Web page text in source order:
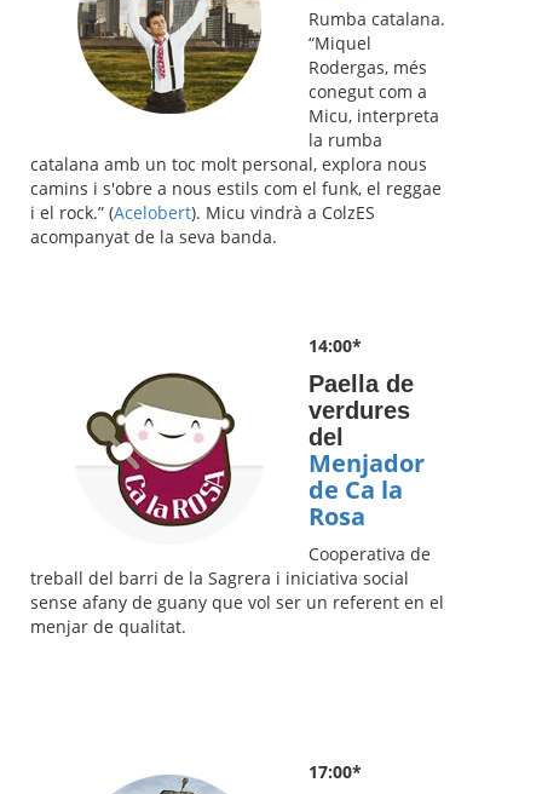
Rumba catalana.
“Miquel
Rodergas, més
conegut com a
Micu, interpreta
la rumba
catalana amb un toc molt personal, explora nous
camins i s'obre a nous estils com el funk, el reggae
i el rock.” (Acelobert). Micu vindrà a ColzES
acompanyat de la seva banda.
14:00*
Paella de
verdures
del
Menjador
de Ca la
Rosa
Cooperativa de
treball del barri de la Sagrera i iniciativa social
sense afany de guany que vol ser un referent en el
menjar de qualitat.
17:00*